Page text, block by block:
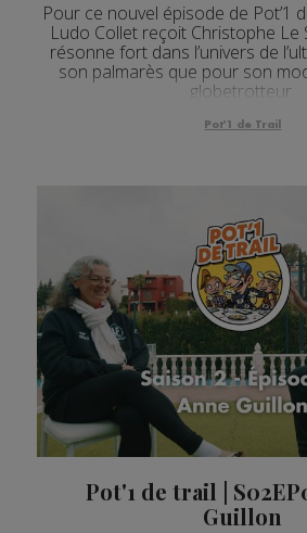
Pour ce nouvel épisode de Pot’1
Ludo Collet reçoit Christophe Le
résonne fort dans l’univers de
son palmarès que pour son
globetrotteur.
Pot'1 de Trail
Pot'1 de trail |
Guillon